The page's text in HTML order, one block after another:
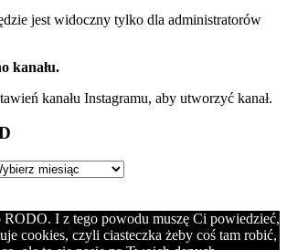
jest widoczny tylko dla administratorów
kanału.
kanału Instagramu, aby utworzyć kanał.
RODO. I z tego powodu muszę Ci powiedzieć,
cookies, czyli ciasteczka żeby coś tam robić,